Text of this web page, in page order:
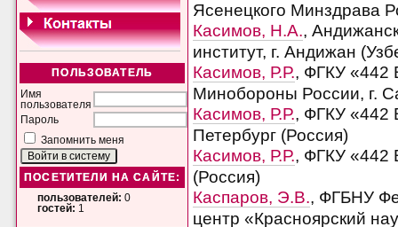
ПОЛЬЗОВАТЕЛЬ
Имя
пользователя
Пароль
Запомнить меня
ПОСЕТИТЕЛИ НА САЙТЕ:
пользователей: 0
гостей: 1
Ясенецкого Минздрава
Касимов, Н.А.,
институт, г. Андижан
Касимов, Р.Р., ФГКУ «442
Минобороны России, г.
Касимов, Р.Р., ФГКУ «442
Петербург (Россия)
Касимов, Р.Р., ФГКУ «442
(Россия)
Каспаров, Э.В., ФГБНУ
центр «Красноярский